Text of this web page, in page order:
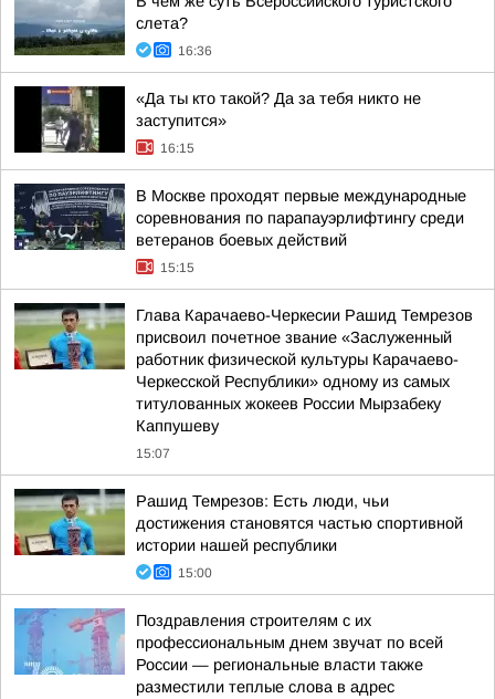
слета?
16:36
«Да ты кто такой? Да за тебя никто не
заступится»
16:15
В Москве проходят первые международные
соревнования по парапауэрлифтингу среди
ветеранов боевых действий
15:15
Глава Карачаево-Черкесии Рашид Темрезов
присвоил почетное звание «Заслуженный
работник физической культуры Карачаево-
Черкесской Республики» одному из самых
титулованных жокеев России Мырзабеку
Каппушеву
15:07
Рашид Темрезов: Есть люди, чьи
достижения становятся частью спортивной
истории нашей республики
15:00
Поздравления строителям с их
профессиональным днем звучат по всей
России — региональные власти также
разместили теплые слова в адрес